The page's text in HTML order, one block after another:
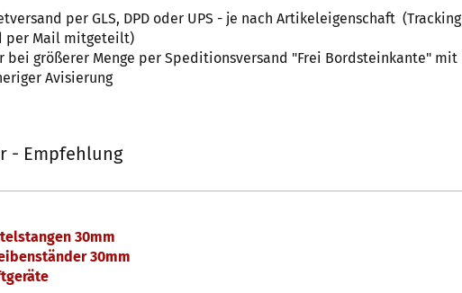
per GLS, DPD oder UPS - je nach Artikeleigenschaft (Tracking
per Mail mitgeteilt)
bei größerer Menge per Speditionsversand "Frei Bordsteinkante" mit
Avisierung
- Empfehlung
30mm
30mm